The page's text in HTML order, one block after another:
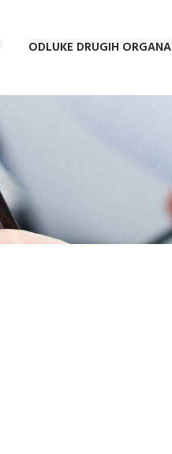
ODLUKE DRUGIH ORGANA